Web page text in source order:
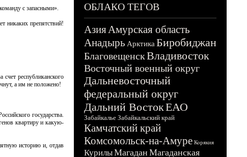
с запасными».
никаких препятствий!
республиканского
а им не положено!
государства.
квартиру и какую-
историю и, отдав
ОБЛАКО ТЕГОВ
АзияАмурская область
Анадырь Арктика Биробиджан
БлаговещенскВладивосток
Восточный военный округ
Дальневосточный
федеральный округ
Дальний ВостокЕАО
Забайкалье Забайкальский край
Камчатский край
Комсомольск-на-Амуре Корякия
КурилыМагадан Магаданская